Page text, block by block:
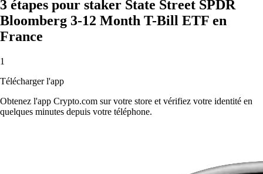
3 étapes pour staker State Street SPDR
Bloomberg 3-12 Month T-Bill ETF en
France
1
Télécharger l'app
Obtenez l'app Crypto.com sur votre store et vérifiez votre identité en
quelques minutes depuis votre téléphone.